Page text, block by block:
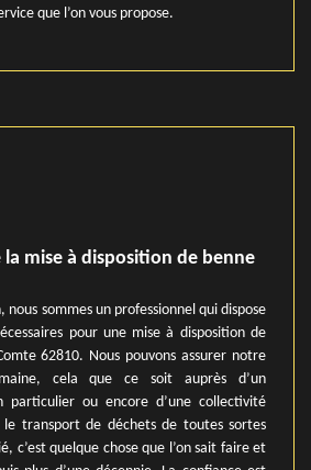
que l’on vous propose.
la mise à disposition de benne
nous sommes un professionnel qui dispose
pour une mise à disposition de
62810. Nous pouvons assurer notre
cela que ce soit auprès d’un
particulier ou encore d’une collectivité
transport de déchets de toutes sortes
c’est quelque chose que l’on sait faire et